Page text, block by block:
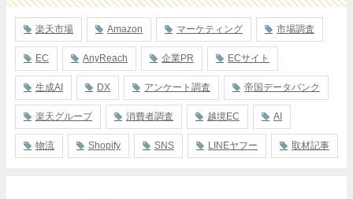
楽天市場 Amazon マーケティング 市場調査
EC AnyReach 企業PR ECサイト
生成AI DX アンケート調査 帝国データバンク
楽天グループ 消費者調査 越境EC AI
物流 Shopify SNS LINEヤフー 取材記事